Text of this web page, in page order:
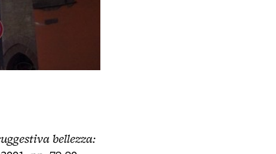
bellezza: